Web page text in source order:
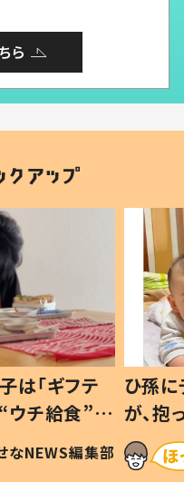
ら
は「ギフテ
ウチ給食”を
#令和の親
なNEWS編集部
ひ孫
が、
「涙が
い」